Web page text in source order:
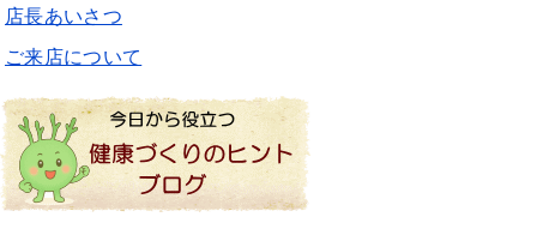
店長あいさつ
ご来店について